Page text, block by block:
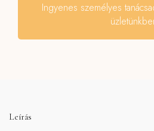
Ingyenes személyes
Leírás